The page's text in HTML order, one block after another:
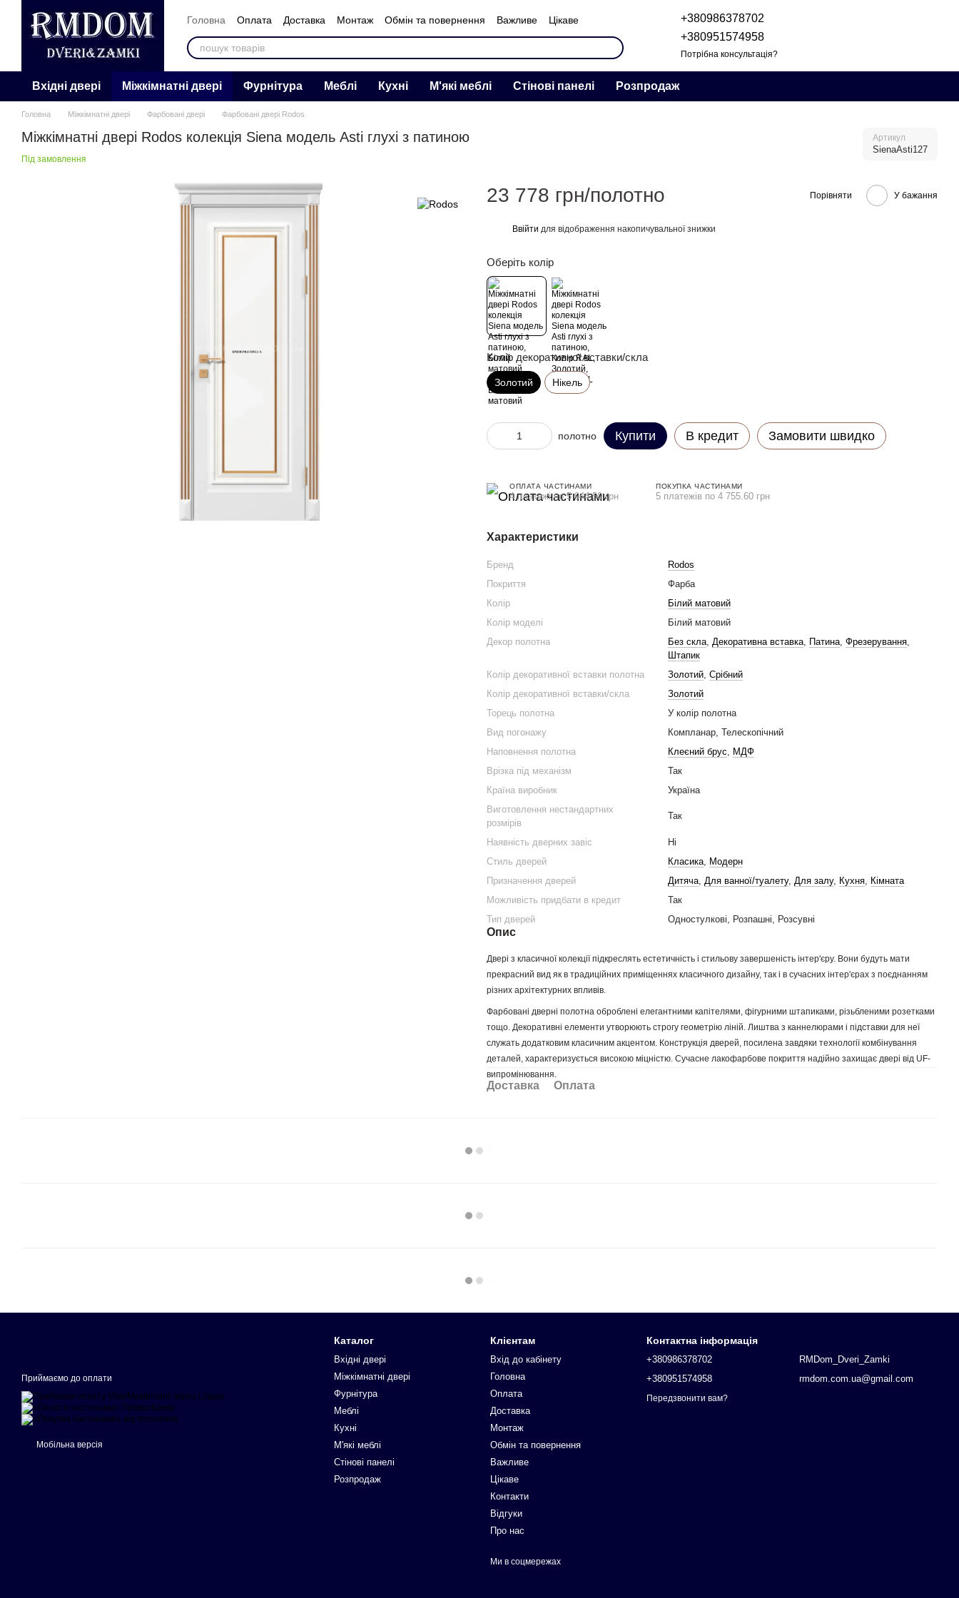
Перейти к основному контенту
Головна Оплата Доставка Монтаж Обмін та повернення Важливе
Цікаве
Контакти
Відгуки Про нас
+380986378702
+380951574958
Потрібна консультація?
Вхідні двері Міжкімнатні двері Фурнітура Меблі Кухні М'які меблі Стінові панелі Розпродаж
Головна Міжкімнатні двері Фарбовані двері Фарбовані двері Rodos
Міжкімнатні двері Rodos колекція Siena модель Asti глухі з патиною Артикул
SienaAsti127
Під замовлення
23 778 грн/полотно Порівняти У бажання
Ввійти для відображення накопичувальної знижки
Оберіть колір
Колір декоративної вставки/скла
Золотий Нікель
полотно Купити В кредит Замовити швидко
ОПЛАТА ЧАСТИНАМИ
4 платежі по 5 944.50 грн
ПОКУПКА ЧАСТИНАМИ
5 платежів по 4 755.60 грн
Характеристики
Бренд
Rodos
Покриття
Фарба
Колір
Білий матовий
Колір моделі
Білий матовий
Декор полотна
Без скла, Декоративна вставка, Патина, Фрезерування,
Штапик
Колір декоративної вставки полотна
Золотий, Срібний
Колір декоративної вставки/скла
Золотий
Торець полотна
У колір полотна
Вид погонажу
Компланар, Телескопічний
Наповнення полотна
Клеєний брус, МДФ
Врізка під механізм
Так
Країна виробник
Україна
Виготовлення нестандартних
розмірів
Так
Наявність дверних завіс
Ні
Стиль дверей
Класика, Модерн
Призначення дверей
Дитяча, Для ванної/туалету, Для залу, Кухня, Кімната
Можливість придбати в кредит
Так
Тип дверей
Одностулкові, Розпашні, Розсувні
Опис
Двері з класичної колекції підкреслять естетичність і стильову завершеність інтер'єру. Вони будуть мати
прекрасний вид як в традиційних приміщеннях класичного дизайну, так і в сучасних інтер'єрах з поєднанням
різних архітектурних впливів.
Фарбовані дверні полотна оброблені елегантними капітелями, фігурними штапиками, різьбленими розетками
тощо. Декоративні елементи утворюють строгу геометрію ліній. Лиштва з каннелюрами і підставки для неї
служать додатковим класичним акцентом. Конструкція дверей, посилена завдяки технології комбінування
деталей, характеризується високою міцністю. Сучасне лакофарбове покриття надійно захищає двері від UF-
випромінювання.
Доставка Оплата
Приймаємо до оплати
Мобільна версія
Каталог
Вхідні двері
Міжкімнатні двері
Фурнітура
Меблі
Кухні
М'які меблі
Стінові панелі
Розпродаж
Клієнтам
Вхід до кабінету
Головна
Оплата
Доставка
Монтаж
Обмін та повернення
Важливе
Цікаве
Контакти
Відгуки
Про нас
Ми в соцмережах
Контактна інформація
+380986378702
+380951574958
Передзвонити вам?
RMDom_Dveri_Zamki
rmdom.com.ua@gmail.com